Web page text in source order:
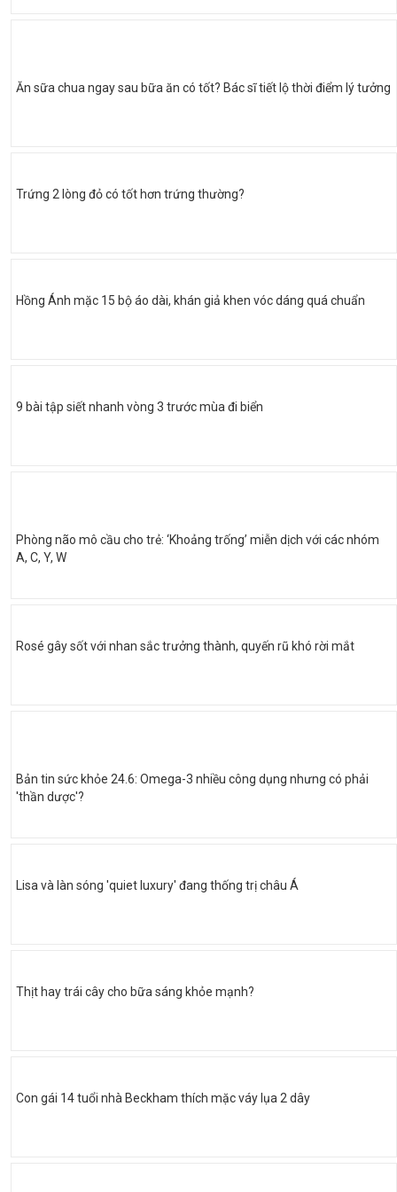
Ăn sữa chua ngay sau bữa ăn có tốt? Bác sĩ tiết lộ thời điểm lý tưởng
Trứng 2 lòng đỏ có tốt hơn trứng thường?
Hồng Ánh mặc 15 bộ áo dài, khán giả khen vóc dáng quá chuẩn
9 bài tập siết nhanh vòng 3 trước mùa đi biển
Phòng não mô cầu cho trẻ: ‘Khoảng trống’ miễn dịch với các nhóm
A, C, Y, W
Rosé gây sốt với nhan sắc trưởng thành, quyến rũ khó rời mắt
Bản tin sức khỏe 24.6: Omega-3 nhiều công dụng nhưng có phải
'thần dược'?
Lisa và làn sóng 'quiet luxury' đang thống trị châu Á
Thịt hay trái cây cho bữa sáng khỏe mạnh?
Con gái 14 tuổi nhà Beckham thích mặc váy lụa 2 dây